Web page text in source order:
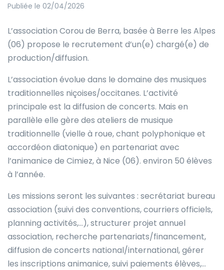
Publiée le 02/04/2026
L’association Corou de Berra, basée à Berre les Alpes
(06) propose le recrutement d’un(e) chargé(e) de
production/diffusion.
L’association évolue dans le domaine des musiques
traditionnelles niçoises/occitanes. L’activité
principale est la diffusion de concerts. Mais en
parallèle elle gère des ateliers de musique
traditionnelle (vielle à roue, chant polyphonique et
accordéon diatonique) en partenariat avec
l’animanice de Cimiez, à Nice (06). environ 50 élèves
à l’année.
Les missions seront les suivantes : secrétariat bureau
association (suivi des conventions, courriers officiels,
planning activités,…), structurer projet annuel
association, recherche partenariats/financement,
diffusion de concerts national/international, gérer
les inscriptions animanice, suivi paiements élèves,…